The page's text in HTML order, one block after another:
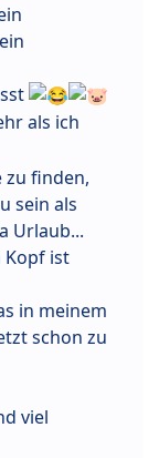
als ich
zu finden,
sein als
Urlaub...
Kopf ist
in meinem
schon zu
viel